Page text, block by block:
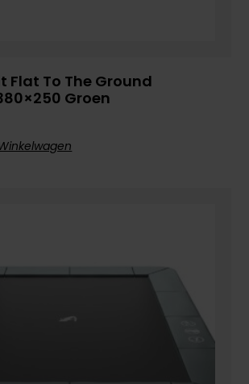
Flat To The Ground
Groen